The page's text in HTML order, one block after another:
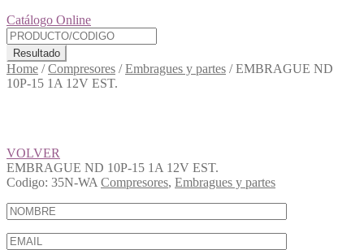
Catálogo Online
Resultado
Home /Compresores /Embragues y partes /EMBRAGUE ND
10P-15 1A 12V EST.
VOLVER
EMBRAGUE ND 10P-15 1A 12V EST.
Codigo: 35N-WA Compresores, Embragues y partes